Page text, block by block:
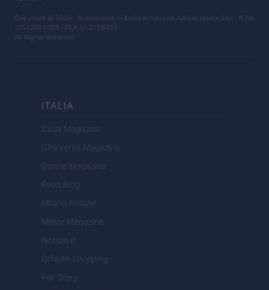
Copyright © 2026 · Ilcalcionline — Edito in Italia da AdHub Media S.r.l. · P.IVA
13542920965 · REA MI 2729933
All Rights Reserved
ITALIA
Casa Magazine
Cineverse Magazine
Donne Magazine
Food Blog
Milano Notizie
Motor Magazine
Notizie.it
Offerte Shopping
Pet Story